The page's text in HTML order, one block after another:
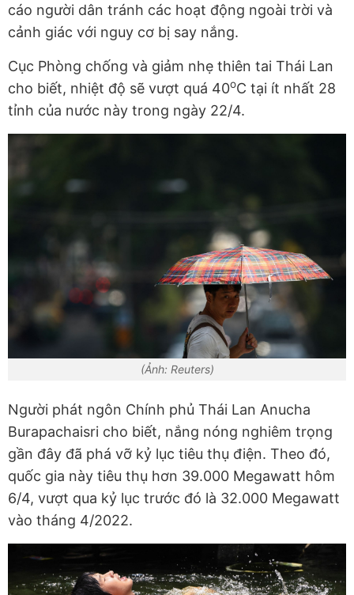
cáo người dân tránh các hoạt động ngoài trời và
cảnh giác với nguy cơ bị say nắng.
Cục Phòng chống và giảm nhẹ thiên tai Thái Lan
cho biết, nhiệt độ sẽ vượt quá 40oC tại ít nhất 28
tỉnh của nước này trong ngày 22/4.
(Ảnh: Reuters)
Người phát ngôn Chính phủ Thái Lan Anucha
Burapachaisri cho biết, nắng nóng nghiêm trọng
gần đây đã phá vỡ kỷ lục tiêu thụ điện. Theo đó,
quốc gia này tiêu thụ hơn 39.000 Megawatt hôm
6/4, vượt qua kỷ lục trước đó là 32.000 Megawatt
vào tháng 4/2022.